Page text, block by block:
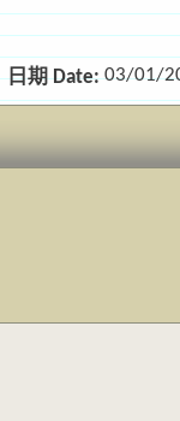
日期 Date:03/01/